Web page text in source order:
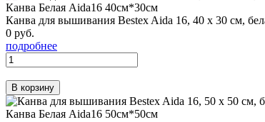
Канва Белая Aida16 40см*30см
Канва для вышивания Bestex Aida 16, 40 х 30 см,
0 руб.
подробнее
Канва Белая Aida16 50см*50см